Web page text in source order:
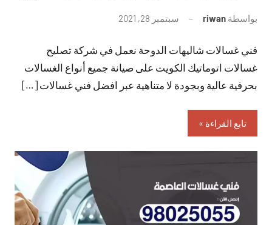
بواسطة riwan سبتمبر 28, 2021
تعليقات
فني غسالات شاليهات الدوحة نعمل في شركة تصليح
غسالات اتوماتيك الكويت على صيانة جميع أنواع الغسالات
بحرفية عالية وبجودة لا متناهية عبر افضل فني غسالات […]
تابع القراءة